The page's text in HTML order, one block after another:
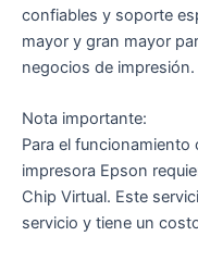
confiables y soporte
mayor y gran mayor
negocios de
Nota importante:
Para el
impresora Epson
Chip Virtual. Este
servicio y tiene un